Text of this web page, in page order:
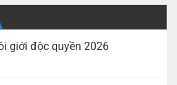
giới độc quyền 2026